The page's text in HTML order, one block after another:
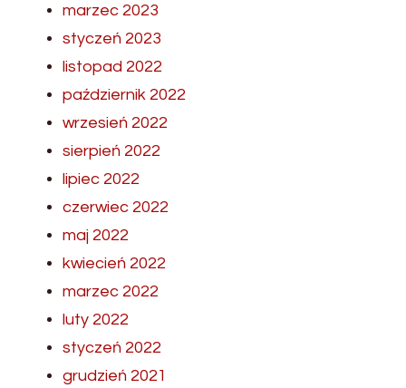
marzec 2023
styczeń 2023
listopad 2022
październik 2022
wrzesień 2022
sierpień 2022
lipiec 2022
czerwiec 2022
maj 2022
kwiecień 2022
marzec 2022
luty 2022
styczeń 2022
grudzień 2021